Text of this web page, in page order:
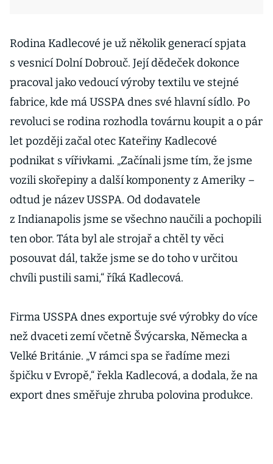
Rodina Kadlecové je už několik generací spjata
s vesnicí Dolní Dobrouč. Její dědeček dokonce
pracoval jako vedoucí výroby textilu ve stejné
fabrice, kde má USSPA dnes své hlavní sídlo. Po
revoluci se rodina rozhodla továrnu koupit a o pár
let později začal otec Kateřiny Kadlecové
podnikat s vířivkami. „Začínali jsme tím, že jsme
vozili skořepiny a další komponenty z Ameriky –
odtud je název USSPA. Od dodavatele
z Indianapolis jsme se všechno naučili a pochopili
ten obor. Táta byl ale strojař a chtěl ty věci
posouvat dál, takže jsme se do toho v určitou
chvíli pustili sami,“ říká Kadlecová.
Firma USSPA dnes exportuje své výrobky do více
než dvaceti zemí včetně Švýcarska, Německa a
Velké Británie. „V rámci spa se řadíme mezi
špičku v Evropě,“ řekla Kadlecová, a dodala, že na
export dnes směřuje zhruba polovina produkce.